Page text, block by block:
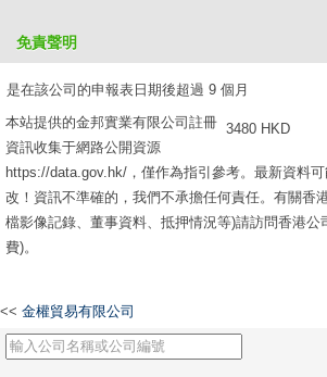
是在該公司的申報表日期後超過 9 個月
3480 HKD
免責聲明
本站提供的金邦實業有限公司註冊
資訊收集于網路公開資源
https://data.gov.hk/，僅作為指引參考。最新資料
改！資訊不準確的，我們不承擔任何責任。有關香
檔影像記錄、董事資料、抵押情況等)請訪問香港公
費)。
<< 金權貿易有限公司